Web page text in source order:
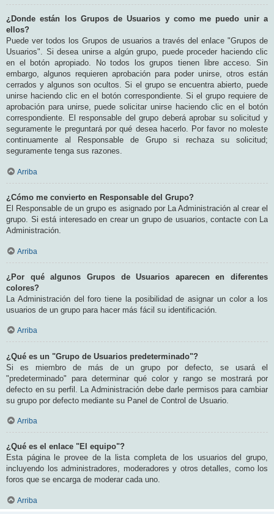
¿Donde están los Grupos de Usuarios y como me puedo unir a
ellos?
Puede ver todos los Grupos de usuarios a través del enlace "Grupos de
Usuarios". Si desea unirse a algún grupo, puede proceder haciendo clic
en el botón apropiado. No todos los grupos tienen libre acceso. Sin
embargo, algunos requieren aprobación para poder unirse, otros están
cerrados y algunos son ocultos. Si el grupo se encuentra abierto, puede
unirse haciendo clic en el botón correspondiente. Si el grupo requiere de
aprobación para unirse, puede solicitar unirse haciendo clic en el botón
correspondiente. El responsable del grupo deberá aprobar su solicitud y
seguramente le preguntará por qué desea hacerlo. Por favor no moleste
continuamente al Responsable de Grupo si rechaza su solicitud;
seguramente tenga sus razones.
Arriba
¿Cómo me convierto en Responsable del Grupo?
El Responsable de un grupo es asignado por La Administración al crear el
grupo. Si está interesado en crear un grupo de usuarios, contacte con La
Administración.
Arriba
¿Por qué algunos Grupos de Usuarios aparecen en diferentes
colores?
La Administración del foro tiene la posibilidad de asignar un color a los
usuarios de un grupo para hacer más fácil su identificación.
Arriba
¿Qué es un "Grupo de Usuarios predeterminado"?
Si es miembro de más de un grupo por defecto, se usará el
"predeterminado" para determinar qué color y rango se mostrará por
defecto en su perfil. La Administración debe darle permisos para cambiar
su grupo por defecto mediante su Panel de Control de Usuario.
Arriba
¿Qué es el enlace "El equipo"?
Esta página le provee de la lista completa de los usuarios del grupo,
incluyendo los administradores, moderadores y otros detalles, como los
foros que se encarga de moderar cada uno.
Arriba